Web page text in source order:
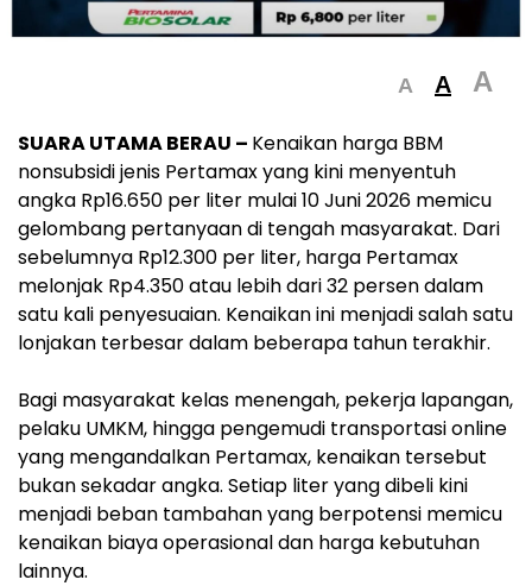
A A A
SUARA UTAMA BERAU – Kenaikan harga BBM
nonsubsidi jenis Pertamax yang kini menyentuh
angka Rp16.650 per liter mulai 10 Juni 2026 memicu
gelombang pertanyaan di tengah masyarakat. Dari
sebelumnya Rp12.300 per liter, harga Pertamax
melonjak Rp4.350 atau lebih dari 32 persen dalam
satu kali penyesuaian. Kenaikan ini menjadi salah satu
lonjakan terbesar dalam beberapa tahun terakhir.
‎Bagi masyarakat kelas menengah, pekerja lapangan,
pelaku UMKM, hingga pengemudi transportasi online
yang mengandalkan Pertamax, kenaikan tersebut
bukan sekadar angka. Setiap liter yang dibeli kini
menjadi beban tambahan yang berpotensi memicu
kenaikan biaya operasional dan harga kebutuhan
lainnya.